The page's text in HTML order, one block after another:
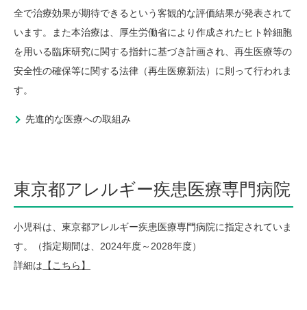
全で治療効果が期待できるという客観的な評価結果が発表されて
います。また本治療は、厚生労働省により作成されたヒト幹細胞
を用いる臨床研究に関する指針に基づき計画され、再生医療等の
安全性の確保等に関する法律（再生医療新法）に則って行われま
す。
先進的な医療への取組み
東京都アレルギー疾患医療専門病院
小児科は、東京都アレルギー疾患医療専門病院に指定されていま
す。（指定期間は、2024年度～2028年度）
詳細は 【こちら】